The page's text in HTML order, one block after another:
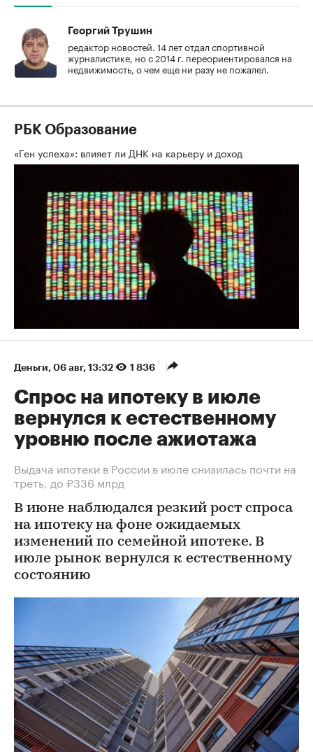
Георгий Трушин
редактор новостей. 14 лет отдал спортивной
журналистике, но с 2014 г. переориентировался на
недвижимость, о чем еще ни разу не пожалел.
РБК Образование
«Ген успеха»: влияет ли ДНК на карьеру и доход
Деньги 06 авг, 13:32 1 836
Спрос на ипотеку в июле
вернулся к естественному
уровню после ажиотажа
Выдача ипотеки в России в июле снизилась почти на
треть, до ₽336 млрд
В июне наблюдался резкий рост спроса
на ипотеку на фоне ожидаемых
изменений по семейной ипотеке. В
июле рынок вернулся к естественному
состоянию